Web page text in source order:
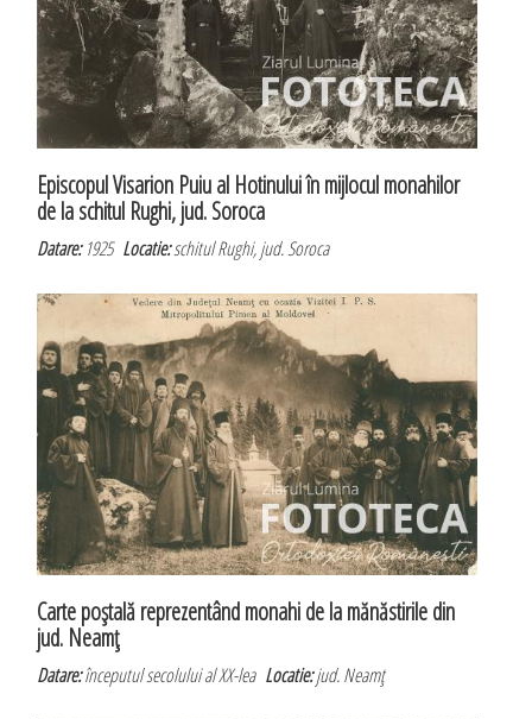
Episcopul Visarion Puiu al Hotinului în mijlocul monahilor
de la schitul Rughi, jud. Soroca
Datare:1925Locatie:schitul Rughi, jud. Soroca
Carte poştală reprezentând monahi de la mănăstirile din
jud. Neamţ
Datare:începutul secolului al XX-leaLocatie:jud. Neamţ